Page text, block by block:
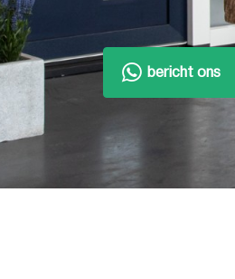
bericht ons